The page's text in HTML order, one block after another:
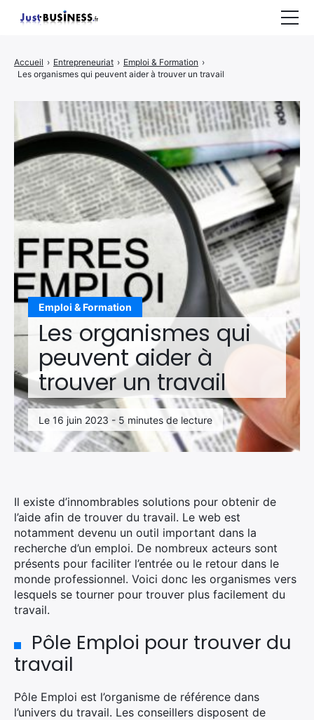
Emploi & Formation
Les organismes qui
peuvent aider à
trouver un travail
Le 16 juin 2023 - 5 minutes de lecture
Accueil › Entrepreneuriat › Emploi & Formation ›
Les organismes qui peuvent aider à trouver un travail
Il existe d’innombrables solutions pour obtenir de
l’aide afin de trouver du travail. Le web est
notamment devenu un outil important dans la
recherche d’un emploi. De nombreux acteurs sont
présents pour faciliter l’entrée ou le retour dans le
monde professionnel. Voici donc les organismes vers
lesquels se tourner pour trouver plus facilement du
travail.
Pôle Emploi pour trouver du
travail
Pôle Emploi est l’organisme de référence dans
l’univers du travail. Les conseillers disposent de
Entrepreneuriat
Marketing
Immobilier
CONTACT